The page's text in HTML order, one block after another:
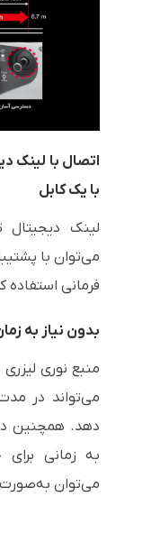
اتصال با لینک
با یک کابل
لینک
می‌توان با
فرمانی استفاده
بدون نیاز به
منبع نوری
می‌تواند در
دهد. همچنین
به زمانی برای
می‌توان